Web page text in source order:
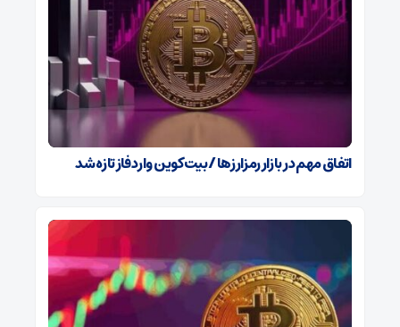
اتفاق مهم در بازار رمزارزها / بیت‌کوین وارد فاز تازه شد